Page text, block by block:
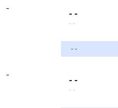
-
- -
- -
- -
-
- -
- -